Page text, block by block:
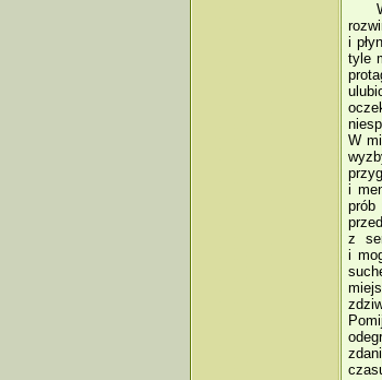
i
tyle
W
i
prób
z
i